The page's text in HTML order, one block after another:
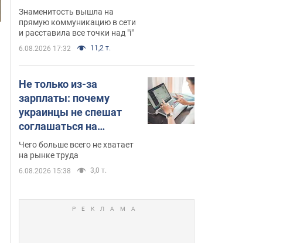
несправедливо
захейтили
Знаменитость вышла на
прямую коммуникацию в сети
и расставила все точки над "i"
6.08.2026 17:32 11,2 т.
Не только из-за
зарплаты: почему
украинцы не спешат
соглашаться на
вакансии
Чего больше всего не хватает
на рынке труда
6.08.2026 15:38 3,0 т.